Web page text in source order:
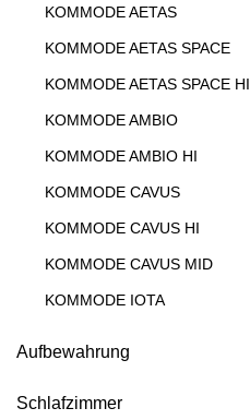
KOMMODE AETAS
KOMMODE AETAS SPACE
KOMMODE AETAS SPACE HI
KOMMODE AMBIO
KOMMODE AMBIO HI
KOMMODE CAVUS
KOMMODE CAVUS HI
KOMMODE CAVUS MID
KOMMODE IOTA
KOMMODE IOTA MID
Aufbewahrung
Schlafzimmer